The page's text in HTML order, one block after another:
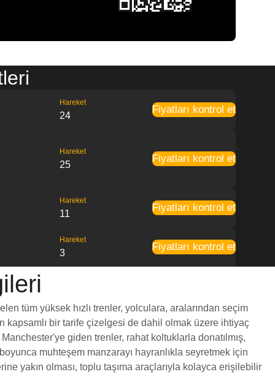
Hareket
24
Fiyatları kontrol et
Hareket
25
Fiyatları kontrol et
Hareket
11
Fiyatları kontrol et
Hareket
3
Fiyatları kontrol et
tüm yüksek hızlı trenler, yolculara, aralarından seçim
kapsamlı bir tarife çizelgesi de dahil olmak üzere ihtiyaç
giden trenler, rahat koltuklarla donatılmış,
muhteşem manzarayı hayranlıkla seyretmek için
yakın olması, toplu taşıma araçlarıyla kolayca erişilebilir